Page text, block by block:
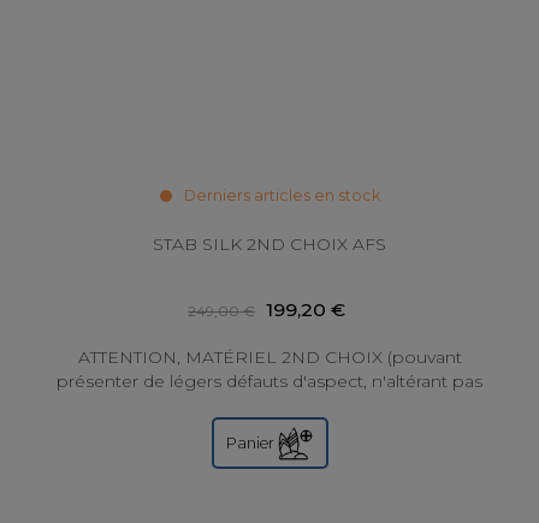
Derniers articles en stock
STAB SILK 2ND CHOIX AFS
249,00 € 199,20 €
ATTENTION, MATÉRIEL 2ND CHOIX (pouvant
présenter de légers défauts d'aspect, n'altérant pas
Panier